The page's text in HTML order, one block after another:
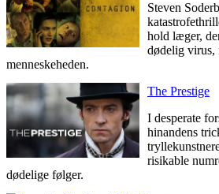
Steven
hold læger,
dødelig virus,
menneskeheden.
The Prestige
I desperate
hinandens
risikable
dødelige følger.